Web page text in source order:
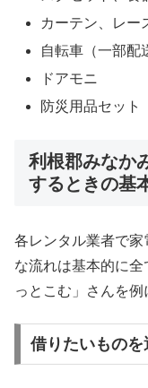
カーテン、レー
自転車（一部配
ドアモニ
防災用品セット
利根郡みなか
するときの基
各レンタル業者で
な流れは基本的に
っとこむ」さんを例
借りたいもの